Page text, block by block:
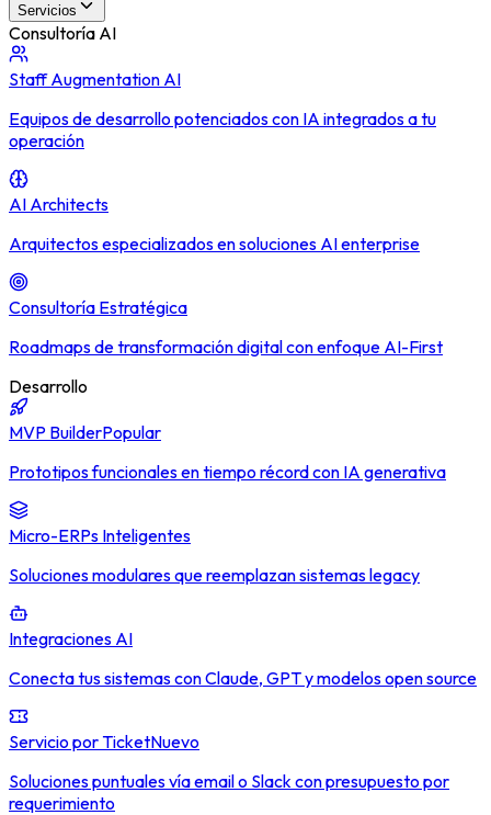
Servicios
Consultoría AI
Staff Augmentation AI
Equipos de desarrollo potenciados con IA integrados a tu
operación
AI Architects
Arquitectos especializados en soluciones AI enterprise
Consultoría Estratégica
Roadmaps de transformación digital con enfoque AI-First
Desarrollo
MVP BuilderPopular
Prototipos funcionales en tiempo récord con IA generativa
Micro-ERPs Inteligentes
Soluciones modulares que reemplazan sistemas legacy
Integraciones AI
Conecta tus sistemas con Claude, GPT y modelos open source
Servicio por TicketNuevo
Soluciones puntuales vía email o Slack con presupuesto por
requerimiento